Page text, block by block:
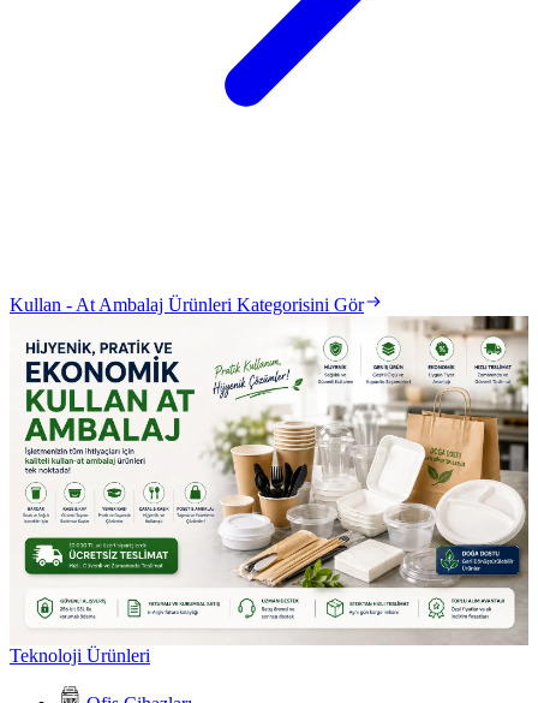
Kullan - At Ambalaj Ürünleri Kategorisini Gör
Teknoloji Ürünleri